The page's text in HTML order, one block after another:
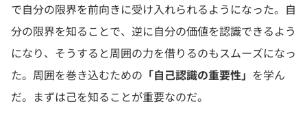
で自分の限界を前向きに受け入れられるようになった。自
分の限界を知ることで、逆に自分の価値を認識できるよう
になり、そうすると周囲の力を借りるのもスムーズになっ
た。周囲を巻き込むための 「自己認識の重要性」 を学ん
だ。まずは己を知ることが重要なのだ。